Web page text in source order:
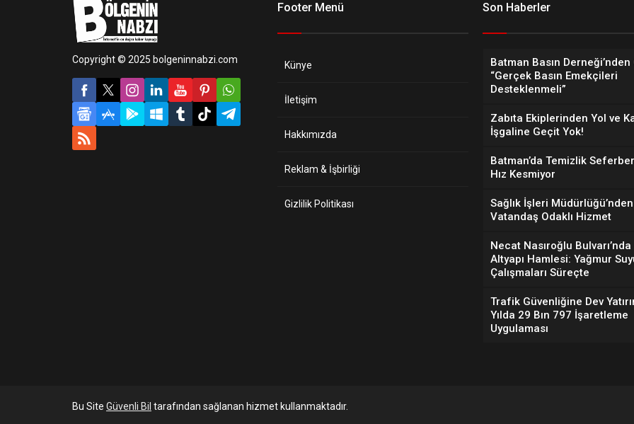
Copyright © 2025 bolgeninnabzi.com
Footer Menü
Künye
İletişim
Hakkımızda
Reklam & İşbirliği
Gizlilik Politikası
Son Haberler
Batman Basın Derneği’nden
“Gerçek Basın Emekçileri
Desteklenmeli”
Zabıta Ekiplerinden Yol ve
İşgaline Geçit Yok!
Batman’da Temizlik
Hız Kesmiyor
Sağlık İşleri Müdürlüğü’nden
Vatandaş Odaklı Hizmet
Necat Nasıroğlu Bulvarı’nda
Altyapı Hamlesi: Yağmur
Çalışmaları Süreçte
Trafik Güvenliğine Dev
Yılda 29 Bın 797 İşaretleme
Uygulaması
Bu Site Güvenli Bil tarafından sağlanan hizmet kullanmaktadır.